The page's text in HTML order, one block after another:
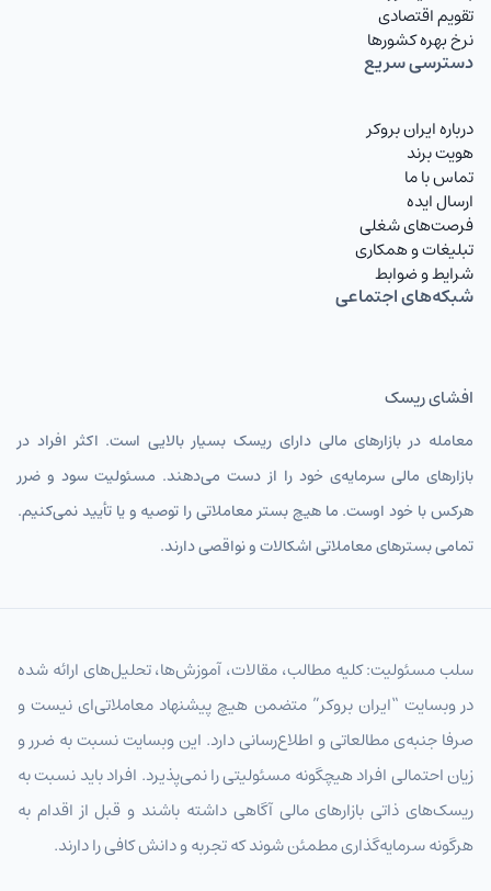
تقویم اقتصادی
نرخ بهره کشورها
دسترسی سریع
درباره ایران بروکر
هویت برند
تماس با ما
ارسال ایده
فرصت‌های شغلی
تبلیغات و همکاری
شرایط و ضوابط
شبکه‌های اجتماعی
افشای ریسک
معامله در بازارهای مالی دارای ریسک بسیار بالایی است. اکثر افراد در
بازارهای مالی سرمایه‌ی خود را از دست می‌دهند. مسئولیت سود و ضرر
هرکس با خود اوست. ما هیچ بستر معاملاتی را توصیه و یا تأیید نمی‌کنیم.
تمامی بسترهای معاملاتی اشکالات و نواقصی دارند.
سلب مسئولیت: کلیه مطالب، مقالات، آموزش‌ها، تحلیل‌های ارائه شده
در وبسایت “ایران بروکر” متضمن هیچ پیشنهاد معاملاتی‌ای نیست و
صرفا جنبه‌ی مطالعاتی و اطلاع‌رسانی دارد. این وبسایت نسبت به ضرر و
زیان احتمالی افراد هیچگونه مسئولیتی را نمی‌پذیرد. افراد باید نسبت به
ریسک‌های ذاتی بازارهای مالی آگاهی داشته باشند و قبل از اقدام به
هرگونه سرمایه‌گذاری مطمئن شوند که تجربه و دانش کافی را دارند.